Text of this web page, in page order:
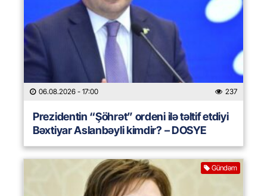
06.08.2026 - 17:00 237
Prezidentin “Şöhrət” ordeni ilə təltif etdiyi
Bəxtiyar Aslanbəyli kimdir? – DOSYE
Gündəm